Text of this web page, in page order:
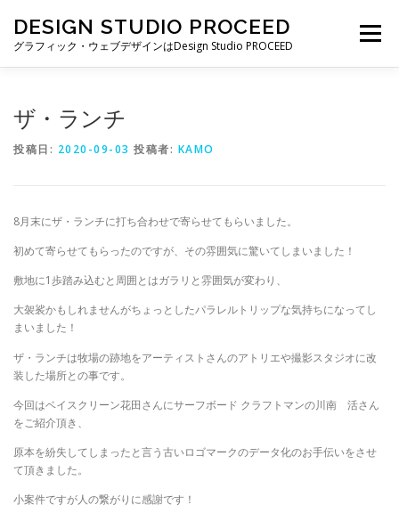
DESIGN STUDIO PROCEED
グラフィック・ウェブデザインはDesign Studio PROCEED
メニュー
ザ・ランチ
投稿日: 2020-09-03 投稿者: KAMO
8月末にザ・ランチに打ち合わせで寄らせてもらいました。
初めて寄らせてもらったのですが、その雰囲気に驚いてしまいました！
敷地に1歩踏み込むと周囲とはガラリと雰囲気が変わり、
大袈裟かもしれませんがちょっとしたパラレルトリップな気持ちになってし
まいました！
ザ・ランチは牧場の跡地をアーティストさんのアトリエや撮影スタジオに改
装した場所との事です。
今回はベイスクリーン花田さんにサーフボード クラフトマンの川南 活さん
をご紹介頂き、
原本を紛失してしまったと言う古いロゴマークのデータ化のお手伝いをさせ
て頂きました。
小案件ですが人の繋がりに感謝です！